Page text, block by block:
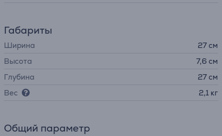
Габариты
Ширина
27 см
Высота
7,6 см
Глубина
27 см
Вес
2,1 кг
Общий параметр